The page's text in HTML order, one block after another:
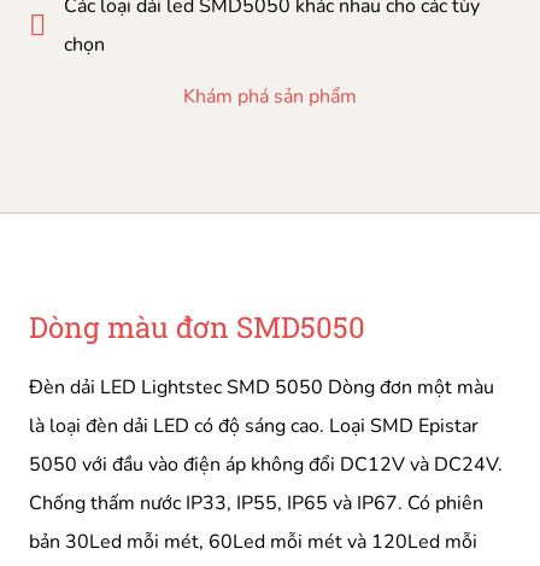
Các loại dải led SMD5050 khác nhau cho các tùy
chọn
Khám phá sản phẩm
Dòng màu đơn SMD5050
Đèn dải LED Lightstec SMD 5050 Dòng đơn một màu
là loại đèn dải LED có độ sáng cao. Loại SMD Epistar
5050 với đầu vào điện áp không đổi DC12V và DC24V.
Chống thấm nước IP33, IP55, IP65 và IP67. Có phiên
bản 30Led mỗi mét, 60Led mỗi mét và 120Led mỗi